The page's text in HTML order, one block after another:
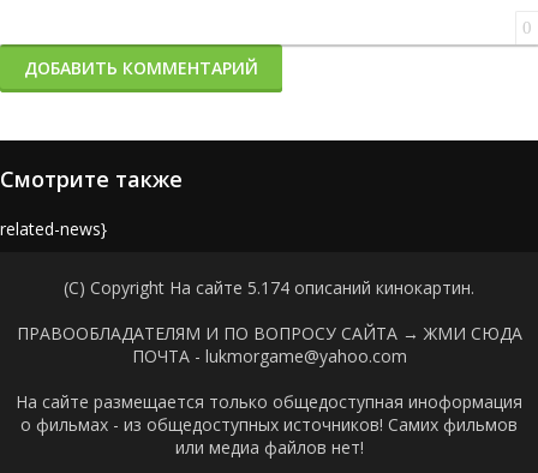
0
ДОБАВИТЬ КОММЕНТАРИЙ
Смотрите также
news}
(C) Copyright На сайте 5.174 описаний кинокартин.
ПРАВООБЛАДАТЕЛЯМ И ПО ВОПРОСУ САЙТА → ЖМИ СЮДА
ПОЧТА - lukmorgame@yahoo.com
На сайте размещается только общедоступная иноформация
о фильмах - из общедоступных источников! Самих фильмов
или медиа файлов нет!